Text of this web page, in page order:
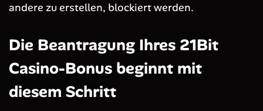
andere zu erstellen, blockiert werden.
Die Beantragung Ihres 21Bit
Casino-Bonus beginnt mit
diesem Schritt